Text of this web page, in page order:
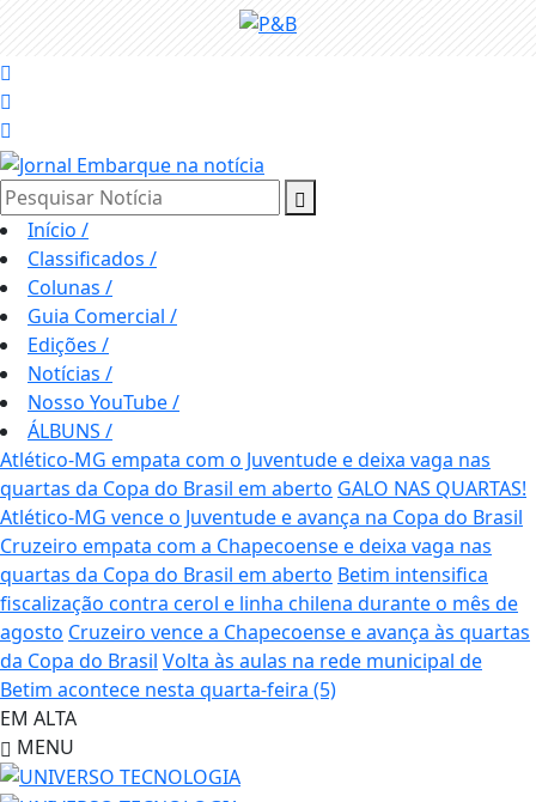
Pesquisar Notícia
Início /
Classificados /
Colunas /
Guia Comercial /
Edições /
Notícias /
Nosso YouTube/
ÁLBUNS /
Atlético-MG empata com o Juventude e deixa vaga nas
quartas da Copa do Brasil em aberto GALO NAS QUARTAS!
Atlético-MG vence o Juventude e avança na Copa do Brasil
Cruzeiro empata com a Chapecoense e deixa vaga nas
quartas da Copa do Brasil em aberto Betim intensifica
fiscalização contra cerol e linha chilena durante o mês de
agosto Cruzeiro vence a Chapecoense e avança às quartas
da Copa do Brasil Volta às aulas na rede municipal de
Betim acontece nesta quarta-feira (5)
EM ALTA
MENU